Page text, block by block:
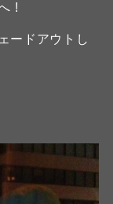
!
ードアウトし